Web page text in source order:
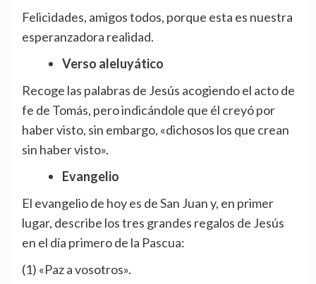
Felicidades, amigos todos, porque esta es nuestra
esperanzadora realidad.
Verso aleluyático
Recoge las palabras de Jesús acogiendo el acto de
fe de Tomás, pero indicándole que él creyó por
haber visto, sin embargo, «dichosos los que crean
sin haber visto».
Evangelio
El evangelio de hoy es de San Juan y, en primer
lugar, describe los tres grandes regalos de Jesús
en el día primero de la Pascua:
(1) «Paz a vosotros».